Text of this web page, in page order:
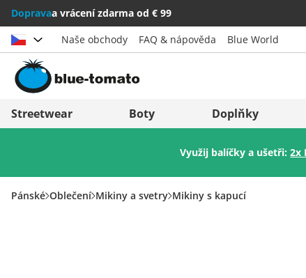
Dopravaa vrácení zdarma od € 99
Vybrat zemi
Österreich
Italia (Italiano)
Italien (Deutsch)
Naše obchody FAQ & nápověda Blue World
Streetwear Boty Doplňky
Využij balíčky a ušetři:2x
Pánské Oblečení Mikiny a svetry Mikiny s kapucí